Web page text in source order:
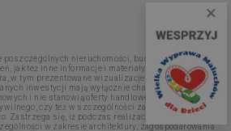
×
nieruchomości, budynków, mieszkań,
jak też inne informacje i materiały promocyjne
w tym prezentowane wizualizacje i opisy
inwestycji mają wyłącznie charakter poglądowy,
i nie stanowią oferty handlowej w rozumieniu
czy też w szczególności zapewnienia w myśl
Zastrzega się, iż podczas realizacji mogą nastąpić
w zakresie architektury, zagospodarowania